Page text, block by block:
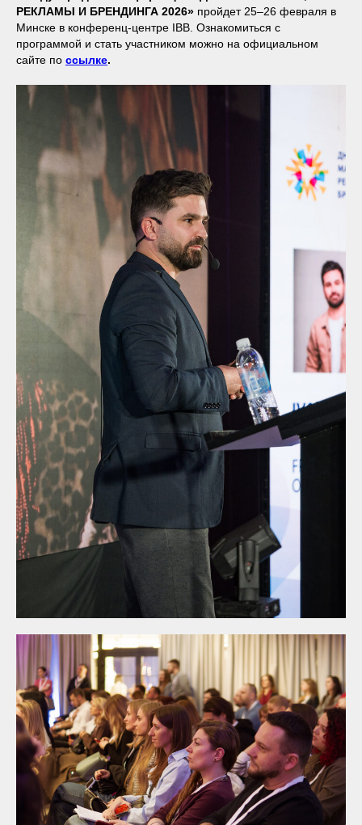
РЕКЛАМЫ И БРЕНДИНГА 2026» пройдет 25–26 февраля в
Минске в конференц-центре IBB. Ознакомиться с
программой и стать участником можно на официальном
сайте по ссылке.